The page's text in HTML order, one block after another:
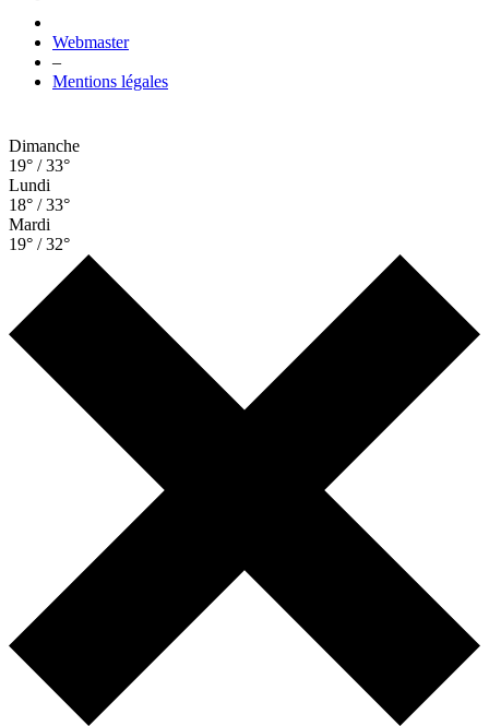
Webmaster
–
Mentions légales
Dimanche
19° / 33°
Lundi
18° / 33°
Mardi
19° / 32°